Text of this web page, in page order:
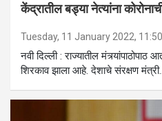
केंद्रातील बड्या नेत्यांना
Tuesday, 11 January 2022, 11:50
नवी दिल्ली : राज्यातील
शिरकाव झाला आहे. देशाचे संरक्षण